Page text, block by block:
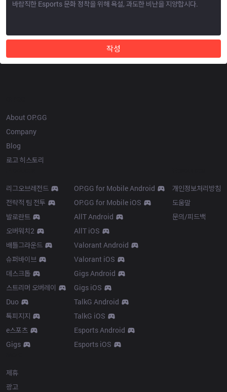
작성
About OP.GG
Company
Blog
로고 히스토리
리그오브레전드
전략적 팀 전투
발로란트
오버워치2
배틀그라운드
슈퍼바이브
데스크톱
스트리머 오버레이
Duo
톡피지지
e스포츠
Gigs
OP.GG for Mobile Android
OP.GG for Mobile iOS
AllT Android
AllT iOS
Valorant Android
Valorant iOS
Gigs Android
Gigs iOS
TalkG Android
TalkG iOS
Esports Android
Esports iOS
개인정보처리방침
도움말
문의/피드백
제휴
광고